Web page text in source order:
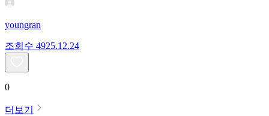
youngran
조회수 4925.12.24
0
더보기